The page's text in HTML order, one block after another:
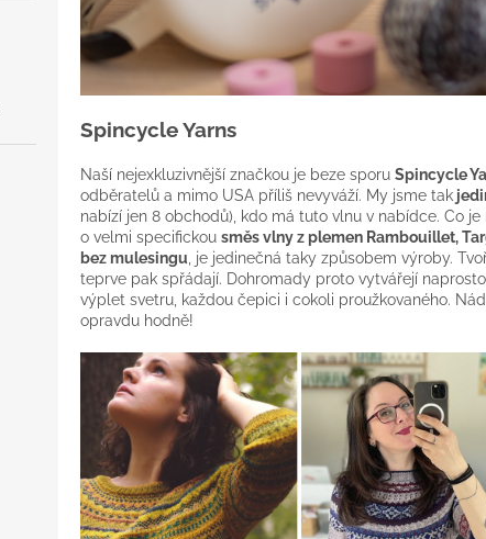
Spincycle Yarns
Naší nejexkluzivnější značkou je beze sporu Spincycle
odběratelů a mimo USA příliš nevyváží. My jsme tak
nabízí jen 8 obchodů), kdo má tuto vlnu v nabídce. Co
o velmi specifickou směs vlny z plemen Rambouillet,
bez mulesingu, je jedinečná taky způsobem výroby.
teprve pak spřádají. Dohromady proto vytvářejí
výplet svetru, každou čepici i cokoli proužkovaného.
opravdu hodně!